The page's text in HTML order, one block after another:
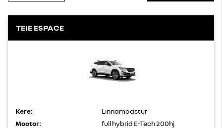
TEIE ESPACE
Kere:
Linnamaastur
Mootor:
full hybrid E-Tech 200hj